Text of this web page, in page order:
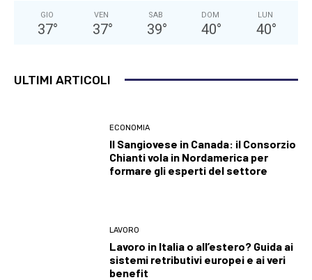
GIO
37°
VEN
37°
SAB
39°
DOM
40°
LUN
40°
ULTIMI ARTICOLI
ECONOMIA
Il Sangiovese in Canada: il Consorzio
Chianti vola in Nordamerica per
formare gli esperti del settore
LAVORO
Lavoro in Italia o all’estero? Guida ai
sistemi retributivi europei e ai veri
benefit